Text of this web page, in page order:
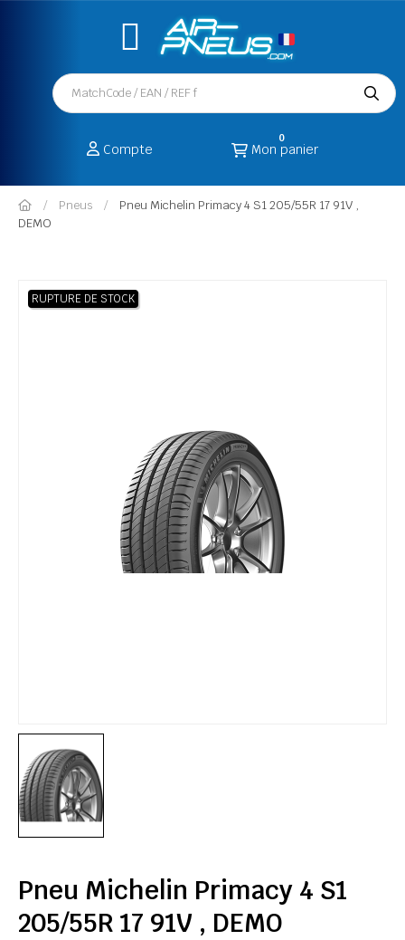
Compte Mon panier
0
Pneus
Pneu Michelin Primacy 4 S1 205/55R 17 91V ,
DEMO
RUPTURE DE STOCK
Pneu Michelin Primacy 4 S1
205/55R 17 91V , DEMO